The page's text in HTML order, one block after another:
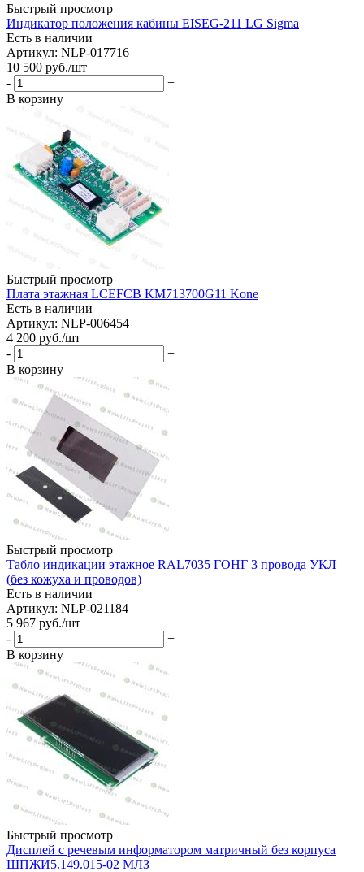
Быстрый просмотр
Индикатор положения кабины EISEG-211 LG Sigma
Есть в наличии
Артикул: NLP-017716
10 500 руб./шт
-
+
В корзину
Быстрый просмотр
Плата этажная LCEFCB KM713700G11 Kone
Есть в наличии
Артикул: NLP-006454
4 200 руб./шт
-
+
В корзину
Быстрый просмотр
Табло индикации этажное RAL7035 ГОНГ 3 провода УКЛ
(без кожуха и проводов)
Есть в наличии
Артикул: NLP-021184
5 967 руб./шт
-
+
В корзину
Быстрый просмотр
Дисплей с речевым информатором матричный без корпуса
ШПЖИ5.149.015-02 МЛЗ